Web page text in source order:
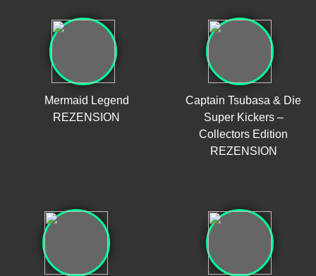
Mermaid Legend
REZENSION
Captain Tsubasa & Die
Super Kickers –
Collectors Edition
REZENSION